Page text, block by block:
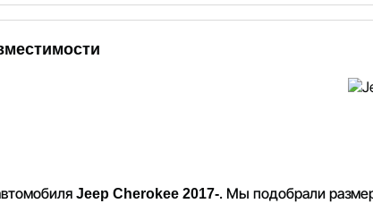
Jeep Cherokee 2017-. Мы подобрали